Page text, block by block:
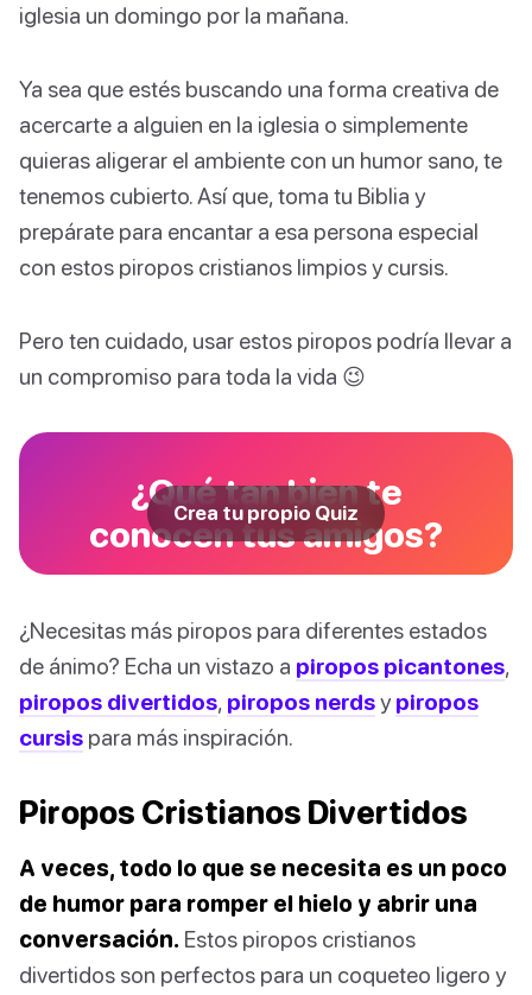
iglesia un domingo por la mañana.
Ya sea que estés buscando una forma creativa de
acercarte a alguien en la iglesia o simplemente
quieras aligerar el ambiente con un humor sano, te
tenemos cubierto. Así que, toma tu Biblia y
prepárate para encantar a esa persona especial
con estos piropos cristianos limpios y cursis.
Pero ten cuidado, usar estos piropos podría llevar a
un compromiso para toda la vida 😉
¿Qué tan bien te
conocen tus amigos?
Crea tu propio Quiz
¿Necesitas más piropos para diferentes estados
de ánimo? Echa un vistazo a piropos picantones,
piropos divertidos, piropos nerdsy piropos
cursis para más inspiración.
Piropos Cristianos Divertidos
A veces, todo lo que se necesita es un poco
de humor para romper el hielo y abrir una
conversación. Estos piropos cristianos
divertidos son perfectos para un coqueteo ligero y